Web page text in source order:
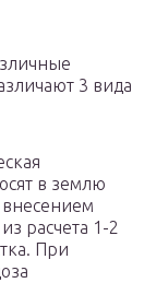
3 вида
в землю
расчета 1-2
При